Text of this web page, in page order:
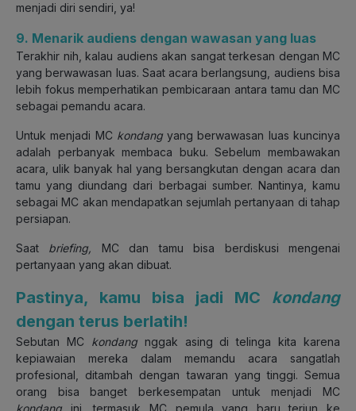
menjadi diri sendiri, ya!
9. Menarik audiens dengan wawasan yang luas
Terakhir nih, kalau audiens akan sangat terkesan dengan MC
yang berwawasan luas. Saat acara berlangsung, audiens bisa
lebih fokus memperhatikan pembicaraan antara tamu dan MC
sebagai pemandu acara.
Untuk menjadi MC kondangyang berwawasan luas kuncinya
adalah perbanyak membaca buku. Sebelum membawakan
acara, ulik banyak hal yang bersangkutan dengan acara dan
tamu yang diundang dari berbagai sumber. Nantinya, kamu
sebagai MC akan mendapatkan sejumlah pertanyaan di tahap
persiapan.
Saat briefing, MC dan tamu bisa berdiskusi mengenai
pertanyaan yang akan dibuat.
Pastinya, kamu bisa jadi MC kondang
dengan terus berlatih!
Sebutan MC kondangnggak asing di telinga kita karena
kepiawaian mereka dalam memandu acara sangatlah
profesional, ditambah dengan tawaran yang tinggi. Semua
orang bisa banget berkesempatan untuk menjadi MC